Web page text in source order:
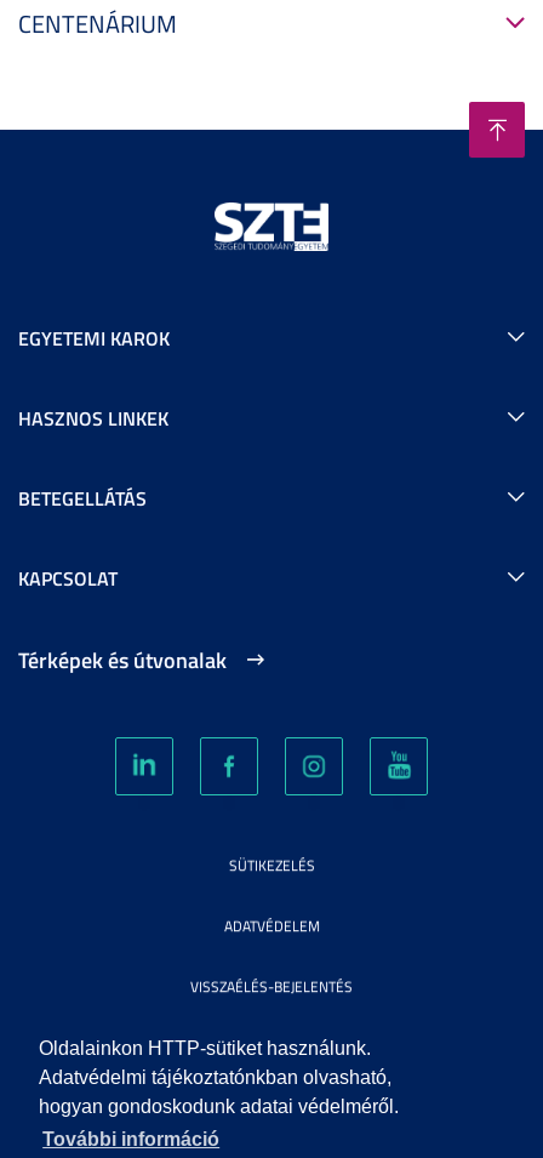
Oldalainkon HTTP-sütiket használunk.
Adatvédelmi tájékoztatónkban olvasható,
hogyan gondoskodunk adatai védelméről.
További információ
CENTENÁRIUM
EGYETEMI KAROK
HASZNOS LINKEK
BETEGELLÁTÁS
KAPCSOLAT
Térképek és útvonalak
SÜTIKEZELÉS
ADATVÉDELEM
VISSZAÉLÉS-BEJELENTÉS
KÖZÉRDEKŰ ADATOK
IMPRESSZUM